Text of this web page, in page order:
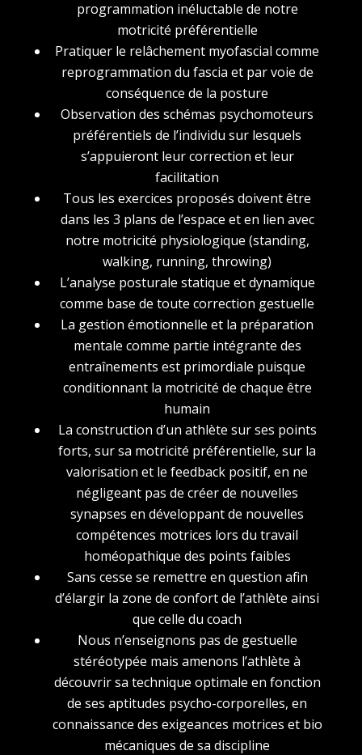
programmation inéluctable de notre
motricité préférentielle
Pratiquer le relâchement myofascial comme
reprogrammation du fascia et par voie de
conséquence de la posture
Observation des schémas psychomoteurs
préférentiels de l’individu sur lesquels
s’appuieront leur correction et leur
facilitation
Tous les exercices proposés doivent être
dans les 3 plans de l’espace et en lien avec
notre motricité physiologique (standing,
walking, running, throwing)
L’analyse posturale statique et dynamique
comme base de toute correction gestuelle
La gestion émotionnelle et la préparation
mentale comme partie intégrante des
entraînements est primordiale puisque
conditionnant la motricité de chaque être
humain
La construction d’un athlète sur ses points
forts, sur sa motricité préférentielle, sur la
valorisation et le feedback positif, en ne
négligeant pas de créer de nouvelles
synapses en développant de nouvelles
compétences motrices lors du travail
homéopathique des points faibles
Sans cesse se remettre en question afin
d’élargir la zone de confort de l’athlète ainsi
que celle du coach
Nous n’enseignons pas de gestuelle
stéréotypée mais amenons l’athlète à
découvrir sa technique optimale en fonction
de ses aptitudes psycho-corporelles, en
connaissance des exigeances motrices et bio
mécaniques de sa discipline